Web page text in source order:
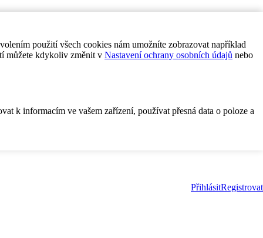
použití všech cookies nám umožníte zobrazovat například
můžete kdykoliv změnit v Nastavení ochrany osobních údajů nebo
k informacím ve vašem zařízení, používat přesná data o poloze a
PřihlásitRegistrovat